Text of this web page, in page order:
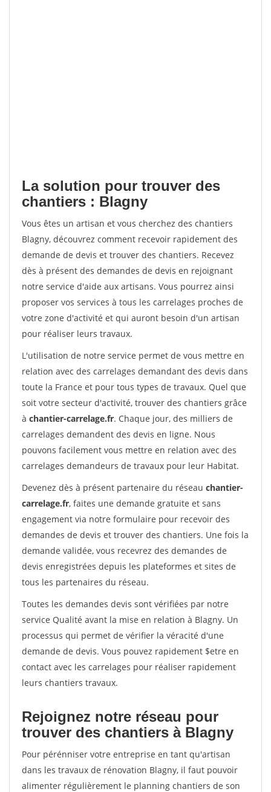
La solution pour trouver des
chantiers : Blagny
Vous êtes un artisan et vous cherchez des chantiers
Blagny, découvrez comment recevoir rapidement des
demande de devis et trouver des chantiers. Recevez
dès à présent des demandes de devis en rejoignant
notre service d'aide aux artisans. Vous pourrez ainsi
proposer vos services à tous les carrelages proches de
votre zone d'activité et qui auront besoin d'un artisan
pour réaliser leurs travaux.
L'utilisation de notre service permet de vous mettre en
relation avec des carrelages demandant des devis dans
toute la France et pour tous types de travaux. Quel que
soit votre secteur d'activité, trouver des chantiers grâce
à chantier-carrelage.fr. Chaque jour, des milliers de
carrelages demandent des devis en ligne. Nous
pouvons facilement vous mettre en relation avec des
carrelages demandeurs de travaux pour leur Habitat.
Devenez dès à présent partenaire du réseau chantier-
carrelage.fr, faites une demande gratuite et sans
engagement via notre formulaire pour recevoir des
demandes de devis et trouver des chantiers. Une fois la
demande validée, vous recevrez des demandes de
devis enregistrées depuis les plateformes et sites de
tous les partenaires du réseau.
Toutes les demandes devis sont vérifiées par notre
service Qualité avant la mise en relation à Blagny. Un
processus qui permet de vérifier la véracité d'une
demande de devis. Vous pouvez rapidement $etre en
contact avec les carrelages pour réaliser rapidement
leurs chantiers travaux.
Rejoignez notre réseau pour
trouver des chantiers à Blagny
Pour pérénniser votre entreprise en tant qu'artisan
dans les travaux de rénovation Blagny, il faut pouvoir
alimenter régulièrement le planning chantiers de son